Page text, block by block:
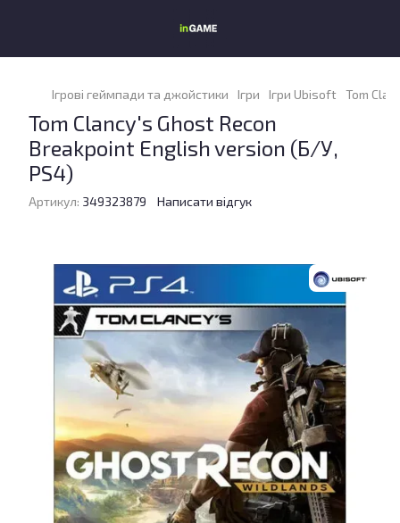
Ігрові геймпади та джойстики Ігри Ігри Ubisoft Tom
Tom Clancy's Ghost Recon
Breakpoint English version (Б/У,
PS4)
Артикул: 349323879 Написати відгук